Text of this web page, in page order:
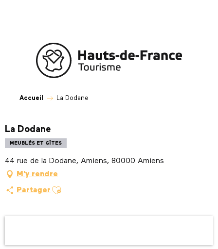
Accueil La Dodane
La Dodane
MEUBLÉS ET GÎTES
44 rue de la Dodane, Amiens, 80000 Amiens
M'y rendre
Partager Ajouter aux favoris